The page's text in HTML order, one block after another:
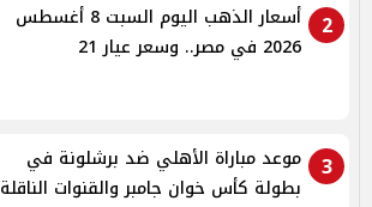
2
أسعار الذهب اليوم السبت 8 أغسطس
2026 في مصر.. وسعر عيار 21
3
موعد مباراة الأهلي ضد برشلونة في
بطولة كأس خوان جامبر والقنوات الناقلة